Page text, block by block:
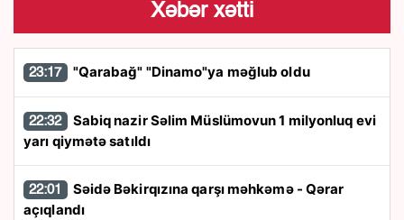
Xəbər xətti
23:17 "Qarabağ" "Dinamo"ya məğlub oldu
22:32
yarı qiymətə satıldı
22:01
açıqlandı